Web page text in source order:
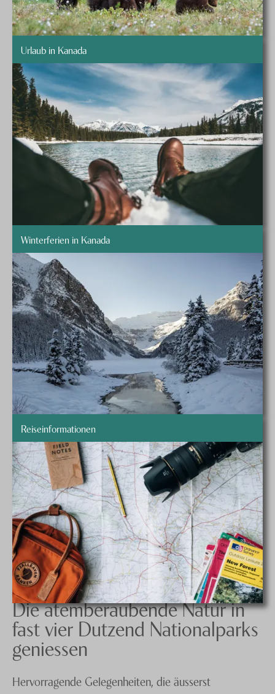
Urlaub in Kanada
Winterferien in Kanada
Reiseinformationen
Die atemberaubende Natur in
fast vier Dutzend Nationalparks
geniessen
Hervorragende Gelegenheiten, die äusserst